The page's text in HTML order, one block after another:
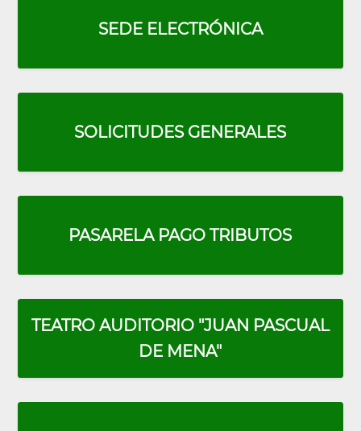
Portada:
Cuadrados
SEDE ELECTRÓNICA
SOLICITUDES GENERALES
PASARELA PAGO TRIBUTOS
TEATRO AUDITORIO "JUAN PASCUAL
DE MENA"